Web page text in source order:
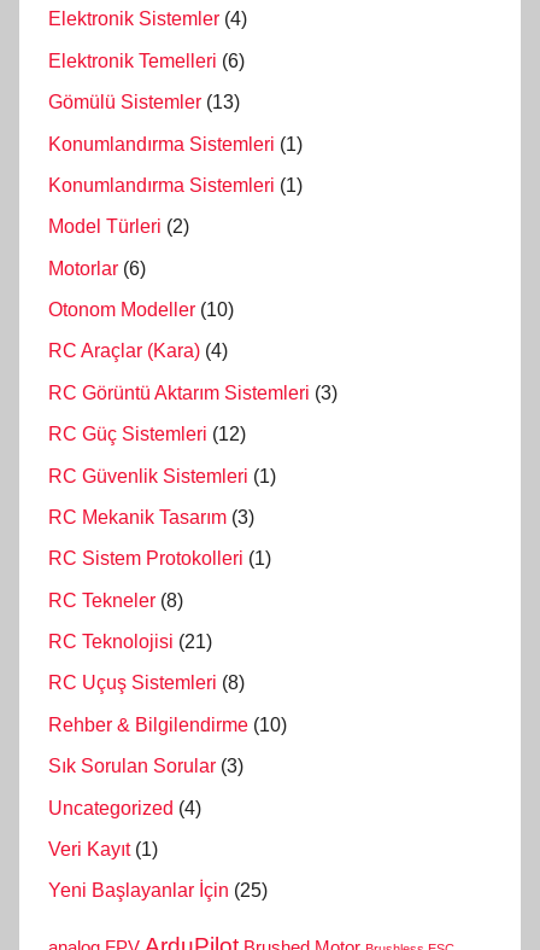
Elektronik Sistemler (4)
Elektronik Temelleri (6)
Gömülü Sistemler (13)
Konumlandırma Sistemleri (1)
Konumlandırma Sistemleri (1)
Model Türleri (2)
Motorlar (6)
Otonom Modeller (10)
RC Araçlar (Kara) (4)
RC Görüntü Aktarım Sistemleri (3)
RC Güç Sistemleri (12)
RC Güvenlik Sistemleri (1)
RC Mekanik Tasarım (3)
RC Sistem Protokolleri (1)
RC Tekneler (8)
RC Teknolojisi (21)
RC Uçuş Sistemleri (8)
Rehber & Bilgilendirme (10)
Sık Sorulan Sorular (3)
Uncategorized (4)
Veri Kayıt(1)
Yeni Başlayanlar İçin (25)